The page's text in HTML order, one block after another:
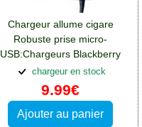
Chargeur allume cigare
Robuste prise micro-
USB:Chargeurs Blackberry
DTEK50
chargeur en stock
9.99€
Ajouter au panier